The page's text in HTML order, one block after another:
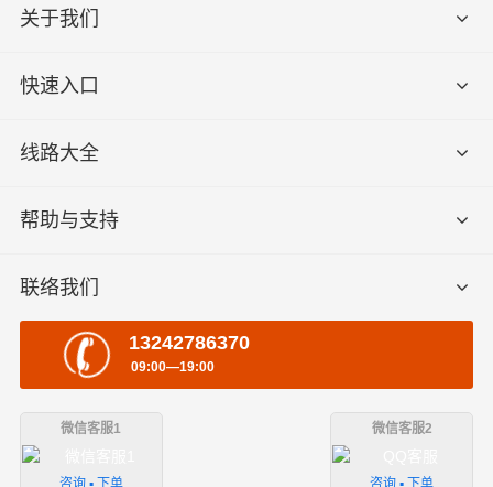
关于我们
快速入口
线路大全
帮助与支持
联络我们
13242786370
09:00—19:00
微信客服1
咨询 ▪ 下单
微信客服2
咨询 ▪ 下单